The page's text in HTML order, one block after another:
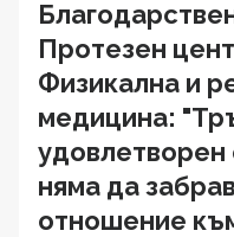
Протезен
Физикална и
медицина:
удовлетворен
няма да
отношение